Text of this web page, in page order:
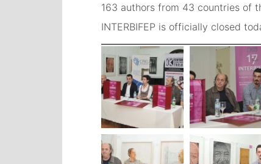
163 authors from 43 countries of
INTERBIFEP is officially closed